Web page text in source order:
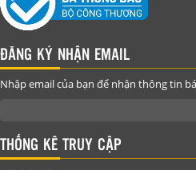
ĐĂNG KÝ NHẬN EMAIL
Nhập email của bạn để nhận thông tin
THỐNG KÊ TRUY CẬP